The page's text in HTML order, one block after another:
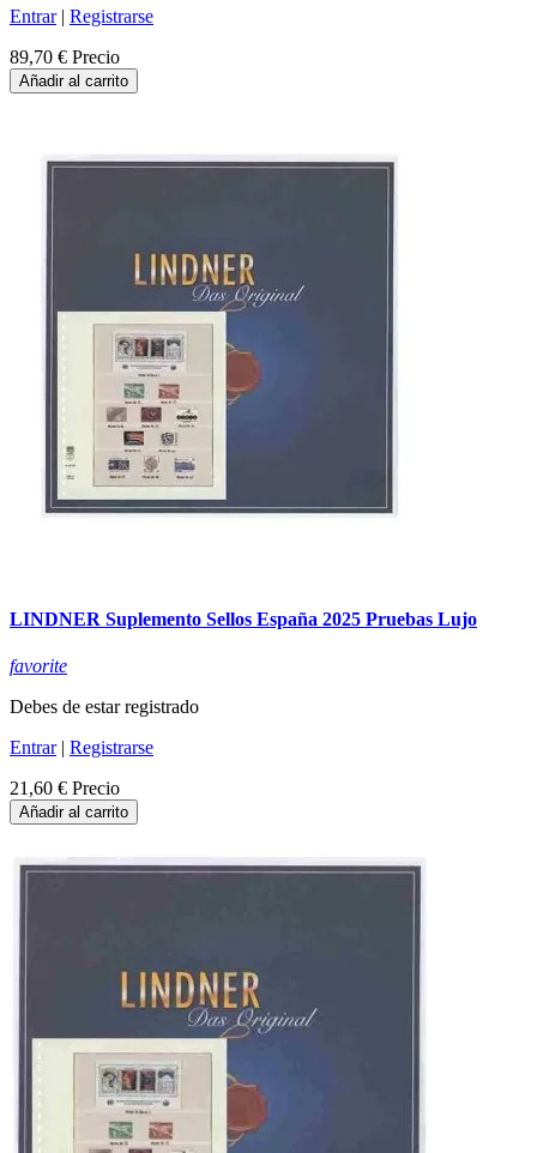
Entrar| Registrarse
89,70 € Precio
Añadir al carrito
LINDNER Suplemento Sellos España 2025 Pruebas Lujo
favorite
Debes de estar registrado
Entrar| Registrarse
21,60 € Precio
Añadir al carrito